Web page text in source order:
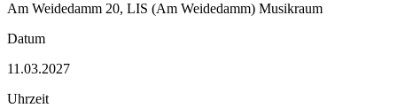
Am Weidedamm 20, LIS (Am Weidedamm) Musikraum
Datum
11.03.2027
Uhrzeit